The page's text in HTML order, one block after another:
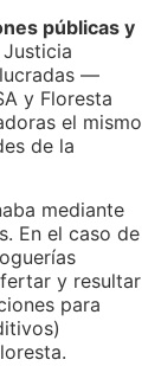
públicas y
Justicia
—
y Floresta
el mismo
de la
mediante
En el caso de
y resultar
para